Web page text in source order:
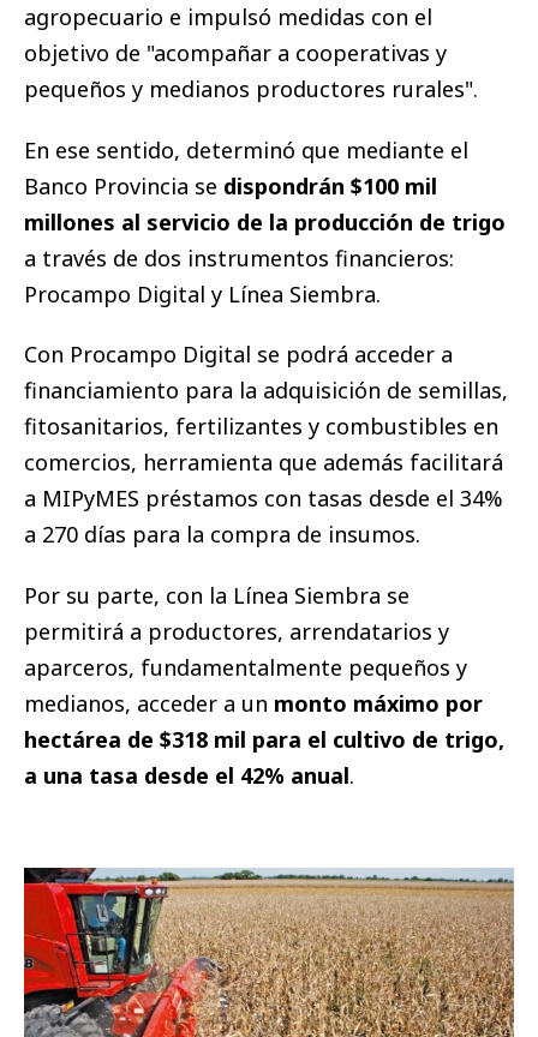
agropecuario e impulsó medidas con el
objetivo de "acompañar a cooperativas y
pequeños y medianos productores rurales".
En ese sentido, determinó que mediante el
Banco Provincia se dispondrán $100 mil
millones al servicio de la producción de trigo
a través de dos instrumentos financieros:
Procampo Digital y Línea Siembra.
Con Procampo Digital se podrá acceder a
financiamiento para la adquisición de semillas,
fitosanitarios, fertilizantes y combustibles en
comercios, herramienta que además facilitará
a MIPyMES préstamos con tasas desde el 34%
a 270 días para la compra de insumos.
Por su parte, con la Línea Siembra se
permitirá a productores, arrendatarios y
aparceros, fundamentalmente pequeños y
medianos, acceder a un monto máximo por
hectárea de $318 mil para el cultivo de trigo,
a una tasa desde el 42% anual.